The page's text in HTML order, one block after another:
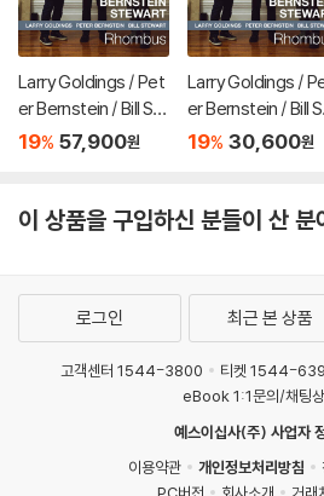
Larry Goldings / Pet
er Bernstein / Bill St
ewart (래리 골딩스 /
[LP]
19% 57,900원
Larry Goldings /
er Bernstein / Bill
ewart (래리 골딩스 /
19% 30,600원
이 상품을 구입하신 분들이 산 분
로그인 최근 본 상품
고객센터 1544-3800 티켓 1544-
eBook 1:1문의/채팅
예스이십사(주) 사업자
이용약관
개인정보처리방침